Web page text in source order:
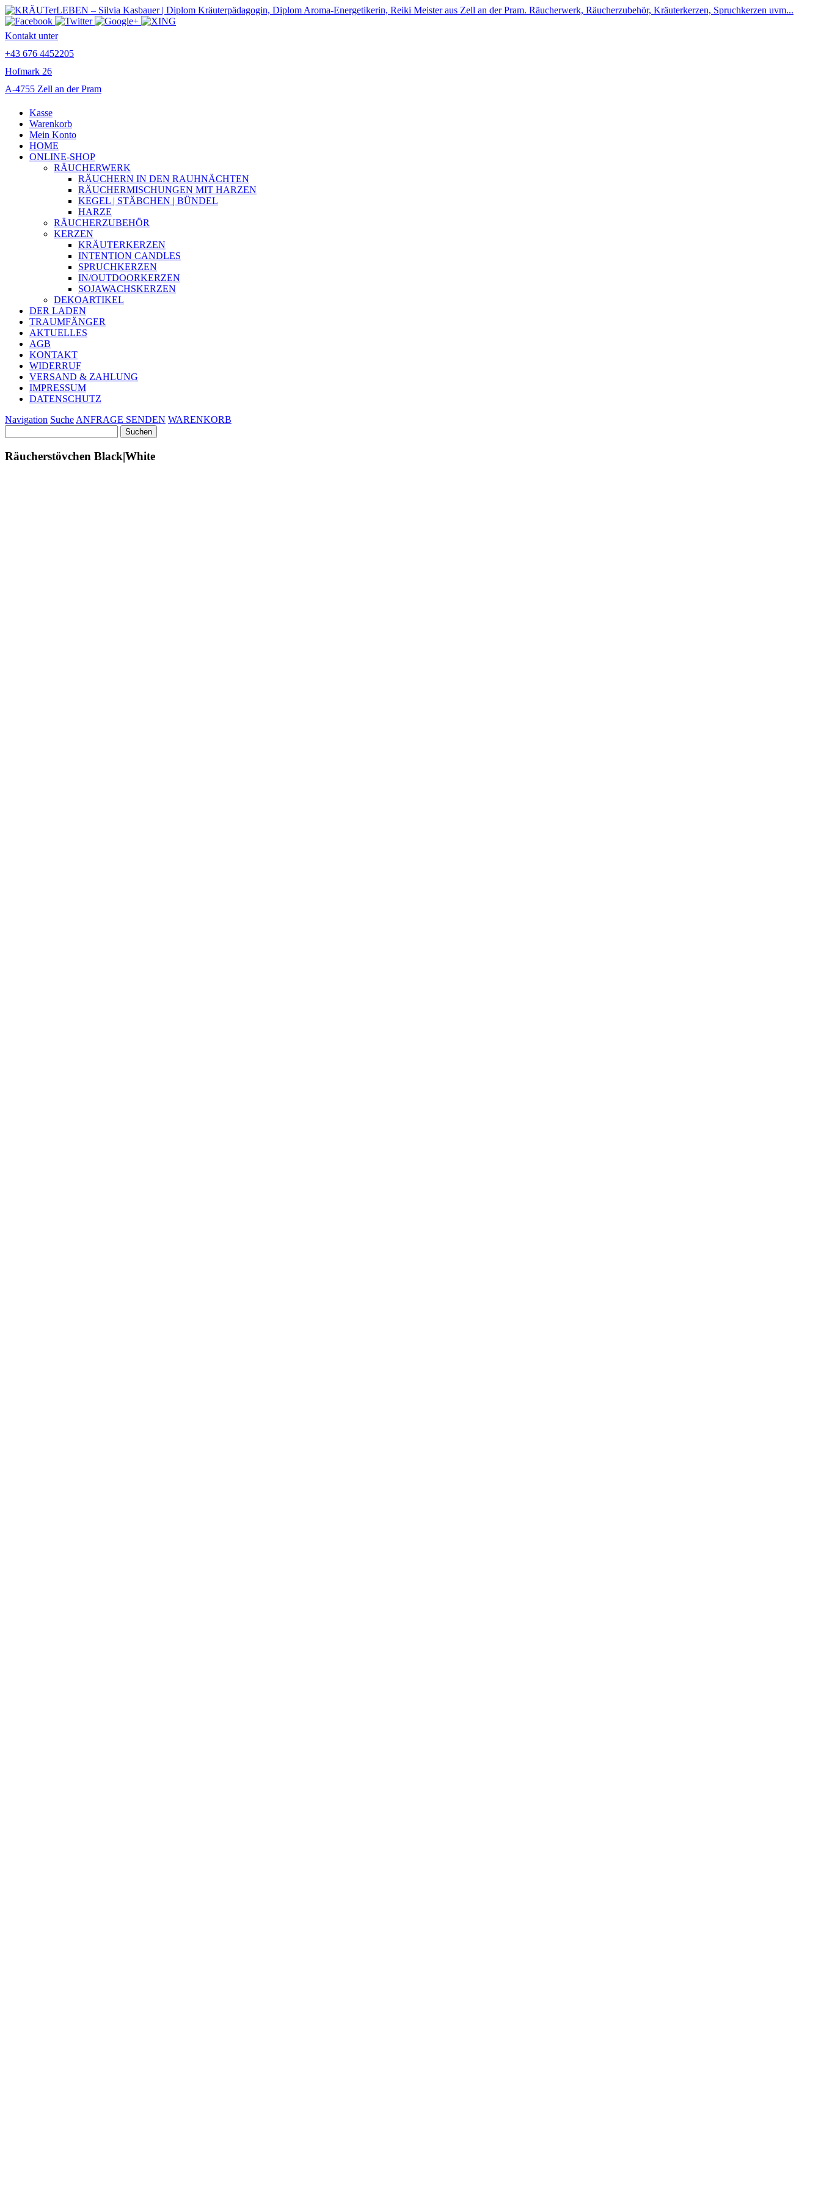
Kontakt unter
+43 676 4452205
Hofmark 26
A-4755 Zell an der Pram
Kasse
Warenkorb
Mein Konto
HOME
ONLINE-SHOP
RÄUCHERWERK
RÄUCHERN IN DEN RAUHNÄCHTEN
RÄUCHERMISCHUNGEN MIT HARZEN
KEGEL | STÄBCHEN | BÜNDEL
HARZE
RÄUCHERZUBEHÖR
KERZEN
KRÄUTERKERZEN
INTENTION CANDLES
SPRUCHKERZEN
IN/OUTDOORKERZEN
SOJAWACHSKERZEN
DEKOARTIKEL
DER LADEN
TRAUMFÄNGER
AKTUELLES
AGB
KONTAKT
WIDERRUF
VERSAND & ZAHLUNG
IMPRESSUM
DATENSCHUTZ
Navigation Suche ANFRAGE SENDEN WARENKORB
nach:
Räucherstövchen Black|White